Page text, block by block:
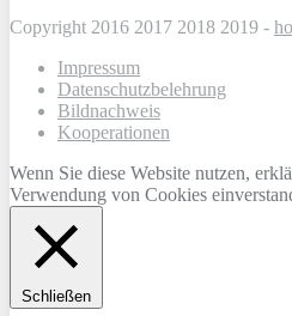
Copyright 2016 2017 2018 2019 -
Impressum
Datenschutzbelehrung
Bildnachweis
Kooperationen
Wenn Sie diese Website nutzen,
Verwendung von Cookies
Schließen